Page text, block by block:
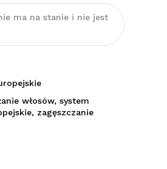
ma na stanie i nie jest
włosów, system
, zagęszczanie